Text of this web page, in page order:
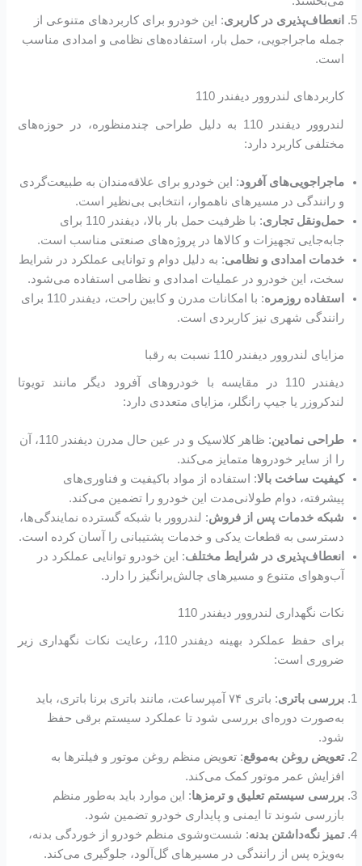
انعطاف‌پذیری در کاربری: این خودرو برای کاربردهای متنوعی از
جمله ماجراجویی، حمل بار، استفاده‌های نظامی و امدادی مناسب
است.
کاربردهای لندروور دیفندر 110
لندروور دیفندر 110 به دلیل طراحی چندمنظوره، در حوزه‌های
مختلفی کاربرد دارد:
ماجراجویی‌های آفرود: این خودرو برای علاقه‌مندان به طبیعت‌گردی
و رانندگی در مسیرهای ناهموار، انتخابی بی‌نظیر است.
حمل‌ونقل تجاری
: با ظرفیت حمل بار بالا، دیفندر 110 برای
جابه‌جایی تجهیزات و کالاها در پروژه‌های صنعتی مناسب است.
خدمات امدادی و نظامی: به دلیل دوام و توانایی عملکرد در شرایط
سخت، این خودرو در عملیات امدادی و نظامی استفاده می‌شود.
استفاده روزمره
: با امکانات مدرن و کابین راحت، دیفندر 110 برای
رانندگی شهری نیز کاربردی است.
مزایای لندروور دیفندر 110 نسبت به رقبا
دیفندر 110 در مقایسه با خودروهای آفرود دیگر مانند تویوتا
لندکروزر یا جیپ رانگلر، مزایای متعددی دارد:
طراحی نمادین
: ظاهر کلاسیک و در عین حال مدرن دیفندر 110، آن
را از سایر خودروها متمایز می‌کند.
کیفیت ساخت بالا: استفاده از مواد باکیفیت و فناوری‌های
پیشرفته، دوام طولانی‌مدت این خودرو را تضمین می‌کند.
شبکه خدمات پس از فروش: لندروور با شبکه گسترده نمایندگی‌ها،
دسترسی به قطعات یدکی و خدمات پشتیبانی را آسان کرده است.
انعطاف‌پذیری در شرایط مختلف: این خودرو توانایی عملکرد در
آب‌وهوای متنوع و مسیرهای چالش‌برانگیز را دارد.
نکات نگهداری لندروور دیفندر 110
برای حفظ عملکرد بهینه دیفندر 110، رعایت نکات نگهداری زیر
ضروری است:
بررسی باتری
: باتری ۷۴ آمپرساعت، مانند باتری برنا باتری، باید
به‌صورت دوره‌ای بررسی شود تا عملکرد سیستم برقی حفظ
شود.
تعویض روغن به‌موقع: تعویض منظم روغن موتور و فیلترها به
افزایش عمر موتور کمک می‌کند.
بررسی سیستم تعلیق و ترمزها: این موارد باید به‌طور منظم
بازرسی شوند تا ایمنی و پایداری خودرو تضمین شود.
تمیز نگه‌داشتن بدنه: شست‌وشوی منظم خودرو از خوردگی بدنه،
به‌ویژه پس از رانندگی در مسیرهای گل‌آلود، جلوگیری می‌کند.